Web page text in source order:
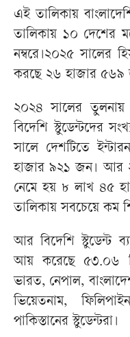
এই তালিকায়
তালিকায় ১০ দেশের
নম্বরে।২০২৫ সালের
করছে ২৬ হাজার ৫৬৯
২০২৪ সালের তুলনায়
বিদেশি স্টুডেন্টদের
সালে দেশটিতে
হাজার ৯২১ জন। আর
নেমে হয় ৮ লাখ ৪৫
তালিকায় সবচেয়ে কম
আর বিদেশি স্টুডেন্ট
আয় করেছে ৫৩.০৬
ভারত, নেপাল,
ভিয়েতনাম,
পাকিস্তানের স্টুডেন্টরা।